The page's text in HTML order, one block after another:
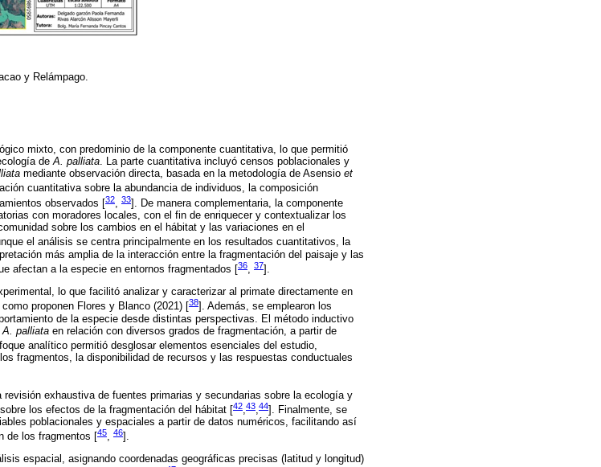
y Relámpago.
mixto, con predominio de la componente cuantitativa, lo que permitió
deA. palliata. La parte cuantitativa incluyó censos poblacionales y
mediante observación directa, basada en la metodología de Asensio et
cuantitativa sobre la abundancia de individuos, la composición
observados [32, 33]. De manera complementaria, la componente
con moradores locales, con el fin de enriquecer y contextualizar los
sobre los cambios en el hábitat y las variaciones en el
el análisis se centra principalmente en los resultados cuantitativos, la
más amplia de la interacción entre la fragmentación del paisaje y las
afectan a la especie en entornos fragmentados [36 37].
lo que facilitó analizar y caracterizar al primate directamente en
proponen Flores y Blanco (2021) [38]. Además, se emplearon los
de la especie desde distintas perspectivas. El método inductivo
A. palliata en relación con diversos grados de fragmentación, a partir de
analítico permitió desglosar elementos esenciales del estudio,
fragmentos, la disponibilidad de recursos y las respuestas conductuales
exhaustiva de fuentes primarias y secundarias sobre la ecología y
los efectos de la fragmentación del hábitat [42 43 44]. Finalmente, se
poblacionales y espaciales a partir de datos numéricos, facilitando así
de los fragmentos [45, 46].
espacial, asignando coordenadas geográficas precisas (latitud y longitud)